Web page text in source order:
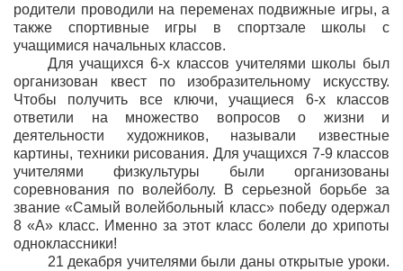
родители проводили на переменах подвижные игры, а
также спортивные игры в спортзале школы с
учащимися начальных классов.
Для учащихся 6-х классов учителями школы был
организован квест по изобразительному искусству.
Чтобы получить все ключи, учащиеся 6-х классов
ответили на множество вопросов о жизни и
деятельности художников, называли известные
картины, техники рисования. Для учащихся 7-9 классов
учителями физкультуры были организованы
соревнования по волейболу. В серьезной борьбе за
звание «Самый волейбольный класс» победу одержал
8 «А» класс. Именно за этот класс болели до хрипоты
одноклассники!
21 декабря учителями были даны открытые уроки.